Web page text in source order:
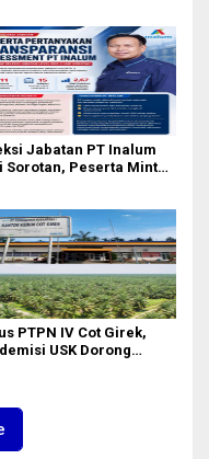
Jabatan PT Inalum
Sorotan, Peserta Minta
PTPN IV Cot Girek,
USK Dorong